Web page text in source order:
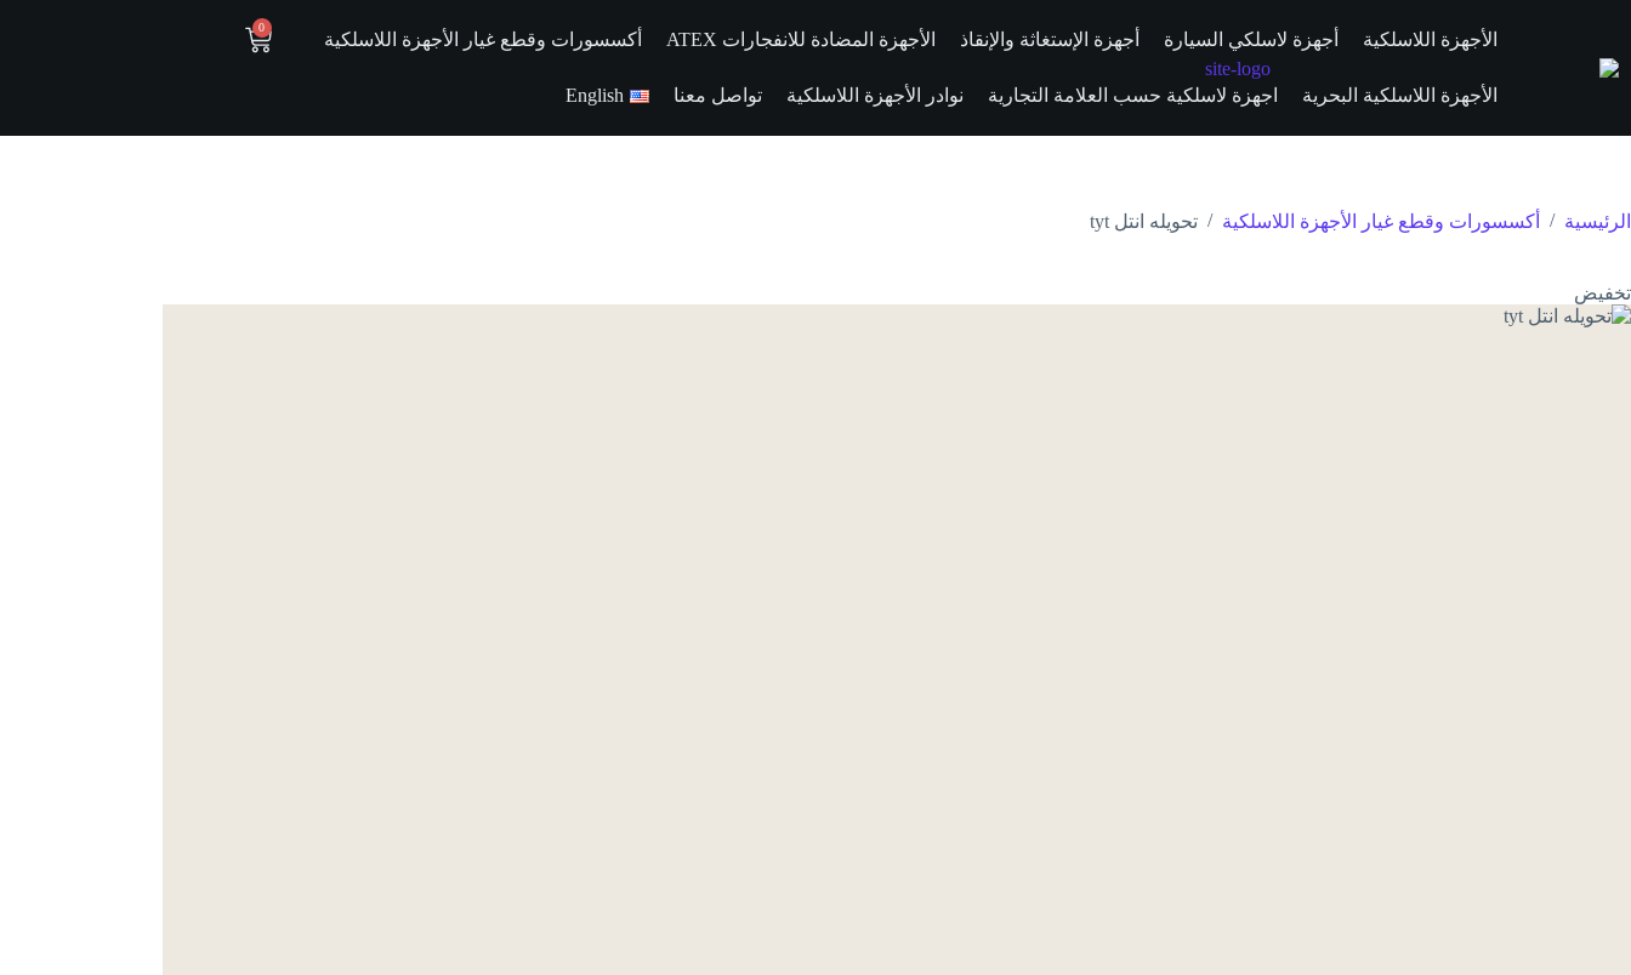
الأجهزة اللاسلكية أجهزة لاسلكي السيارة أجهزة الإستغاثة والإنقاذ الأجهزة المضادة للانفجارات ATEX أكسسورات وقطع غيار الأجهزة اللاسلكية
الأجهزة اللاسلكية البحرية اجهزة لاسلكية حسب العلامة التجارية نوادر الأجهزة اللاسلكية تواصل معنا English
0
الرئيسية / أكسسورات وقطع غيار الأجهزة اللاسلكية / تحويله انتل tyt
تخفيض